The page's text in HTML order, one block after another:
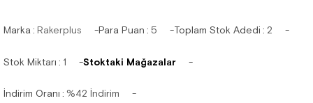
Marka: Rakerplus Para Puan : 5 Toplam Stok Adedi : 2
Stok Miktarı : 1 Stoktaki Mağazalar
İndirim Oranı : %42 İndirim